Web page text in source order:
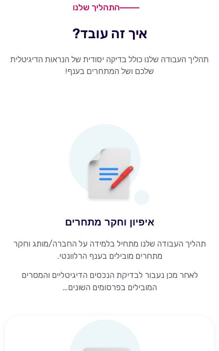
התהליך שלנו
איך זה עובד?
תהליך העבודה שלנו כולל בדיקה יסודית של הנראות הדיגיטלית
שלכם ושל המתחרים בענף!
איפיון וחקר מתחרים
תהליך העבודה שלנו מתחיל בלמידה על החברה/מותג וחקר
מתחרים מובילים בענף הרלוונטי.
לאחר מכן נעבור לבדיקת הנכסים הדיגיטליים והמסרים
המובילים בפרסומים השונים…